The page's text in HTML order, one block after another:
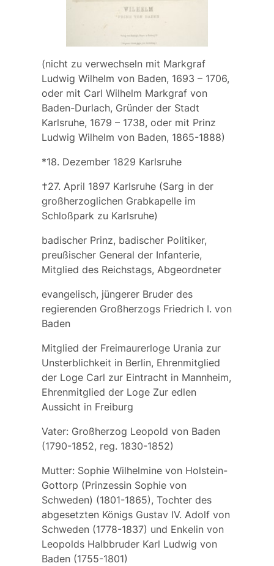
(nicht zu verwechseln mit Markgraf
Ludwig Wilhelm von Baden, 1693 – 1706,
oder mit Carl Wilhelm Markgraf von
Baden-Durlach, Gründer der Stadt
Karlsruhe, 1679 – 1738, oder mit Prinz
Ludwig Wilhelm von Baden, 1865-1888)
*18. Dezember 1829 Karlsruhe
†27. April 1897 Karlsruhe (Sarg in der
großherzoglichen Grabkapelle im
Schloßpark zu Karlsruhe)
badischer Prinz, badischer Politiker,
preußischer General der Infanterie,
Mitglied des Reichstags, Abgeordneter
evangelisch, jüngerer Bruder des
regierenden Großherzogs Friedrich I. von
Baden
Mitglied der Freimaurerloge Urania zur
Unsterblichkeit in Berlin, Ehrenmitglied
der Loge Carl zur Eintracht in Mannheim,
Ehrenmitglied der Loge Zur edlen
Aussicht in Freiburg
Vater: Großherzog Leopold von Baden
(1790-1852, reg. 1830-1852)
Mutter: Sophie Wilhelmine von Holstein-
Gottorp (Prinzessin Sophie von
Schweden) (1801-1865), Tochter des
abgesetzten Königs Gustav IV. Adolf von
Schweden (1778-1837) und Enkelin von
Leopolds Halbbruder Karl Ludwig von
Baden (1755-1801)